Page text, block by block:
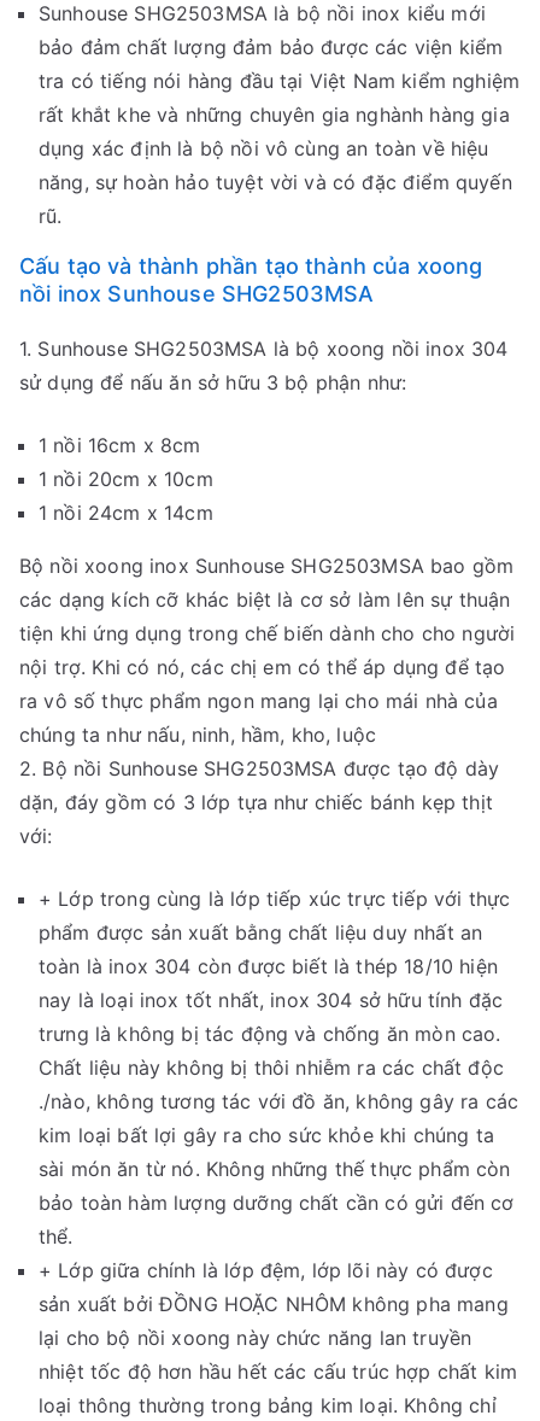
Sunhouse SHG2503MSA là bộ nồi inox kiểu mới
bảo đảm chất lượng đảm bảo được các viện kiểm
tra có tiếng nói hàng đầu tại Việt Nam kiểm nghiệm
rất khắt khe và những chuyên gia nghành hàng gia
dụng xác định là bộ nồi vô cùng an toàn về hiệu
năng, sự hoàn hảo tuyệt vời và có đặc điểm quyến
rũ.
Cấu tạo và thành phần tạo thành của xoong
nồi inox Sunhouse SHG2503MSA
1. Sunhouse SHG2503MSA là bộ xoong nồi inox 304
sử dụng để nấu ăn sở hữu 3 bộ phận như:
1 nồi 16cm x 8cm
1 nồi 20cm x 10cm
1 nồi 24cm x 14cm
Bộ nồi xoong inox Sunhouse SHG2503MSA bao gồm
các dạng kích cỡ khác biệt là cơ sở làm lên sự thuận
tiện khi ứng dụng trong chế biến dành cho cho người
nội trợ. Khi có nó, các chị em có thể áp dụng để tạo
ra vô số thực phẩm ngon mang lại cho mái nhà của
chúng ta như nấu, ninh, hầm, kho, luộc
2. Bộ nồi Sunhouse SHG2503MSA được tạo độ dày
dặn, đáy gồm có 3 lớp tựa như chiếc bánh kẹp thịt
với:
+ Lớp trong cùng là lớp tiếp xúc trực tiếp với thực
phẩm được sản xuất bằng chất liệu duy nhất an
toàn là inox 304 còn được biết là thép 18/10 hiện
nay là loại inox tốt nhất, inox 304 sở hữu tính đặc
trưng là không bị tác động và chống ăn mòn cao.
Chất liệu này không bị thôi nhiễm ra các chất độc
./nào, không tương tác với đồ ăn, không gây ra các
kim loại bất lợi gây ra cho sức khỏe khi chúng ta
sài món ăn từ nó. Không những thế thực phẩm còn
bảo toàn hàm lượng dưỡng chất cần có gửi đến cơ
thể.
+ Lớp giữa chính là lớp đệm, lớp lõi này có được
sản xuất bởi ĐỒNG HOẶC NHÔM không pha mang
lại cho bộ nồi xoong này chức năng lan truyền
nhiệt tốc độ hơn hầu hết các cấu trúc hợp chất kim
loại thông thường trong bảng kim loại. Không chỉ